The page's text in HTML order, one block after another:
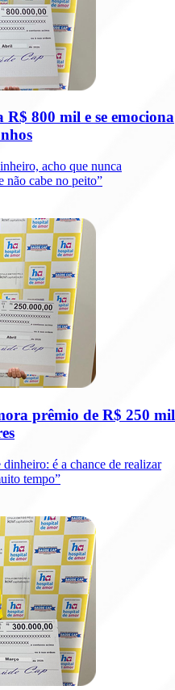
800 mil e se emociona
acho que nunca
não cabe no peito”
prêmio de R$ 250 mil
é a chance de realizar
tempo”